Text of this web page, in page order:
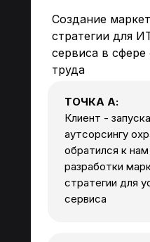
Создание
стратегии для
сервиса в
труда
ТОЧКА А:
Клиент -
аутсорсингу
обратился к
разработки
стратегии для
сервиса